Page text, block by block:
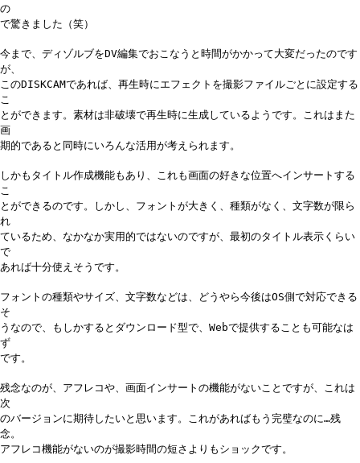
の
で驚きました（笑）
今まで、ディゾルブをDV編集でおこなうと時間がかかって大変だったのです
が、
このDISKCAMであれば、再生時にエフェクトを撮影ファイルごとに設定する
こ
とができます。素材は非破壊で再生時に生成しているようです。これはまた
画
期的であると同時にいろんな活用が考えられます。
しかもタイトル作成機能もあり、これも画面の好きな位置へインサートする
こ
とができるのです。しかし、フォントが大きく、種類がなく、文字数が限ら
れ
ているため、なかなか実用的ではないのですが、最初のタイトル表示くらい
で
あれば十分使えそうです。
フォントの種類やサイズ、文字数などは、どうやら今後はOS側で対応できる
そ
うなので、もしかするとダウンロード型で、Webで提供することも可能なは
ず
です。
残念なのが、アフレコや、画面インサートの機能がないことですが、これは
次
のバージョンに期待したいと思います。これがあればもう完璧なのに…残
念。
アフレコ機能がないのが撮影時間の短さよりもショックです。